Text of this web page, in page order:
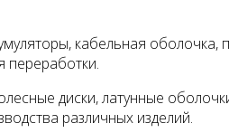
кабельная
переработки.
диски, латунные
различных изделий.